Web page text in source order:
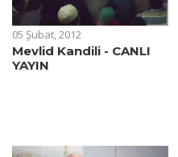
05 Şubat, 2012
Mevlid Kandili - CANLI
YAYIN